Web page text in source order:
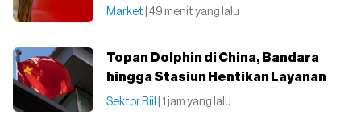
Market | 49 menit yang lalu
Topan Dolphin di China, Bandara
hingga Stasiun Hentikan Layanan
Sektor Riil | 1 jam yang lalu